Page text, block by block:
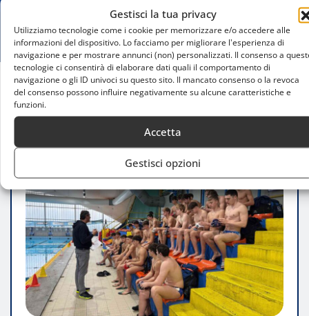
Gestisci la tua privacy
Utilizziamo tecnologie come i cookie per memorizzare e/o accedere alle
informazioni del dispositivo. Lo facciamo per migliorare l'esperienza di
navigazione e per mostrare annunci (non) personalizzati. Il consenso a
tecnologie ci consentirà di elaborare dati quali il comportamento di
navigazione o gli ID univoci su questo sito. Il mancato consenso o la revoca
del consenso possono influire negativamente su alcune caratteristiche e
funzioni.
Accetta
Gestisci opzioni
Home
Pallanuoto: giovani lombardi in allenamento con